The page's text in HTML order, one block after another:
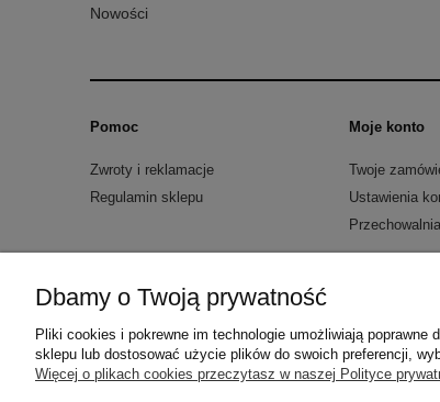
Nowości
Pomoc
Zwroty i reklamacje
Regulamin sklepu
Moje konto
Twoje
Ustawienia
Przechowalnia
Dbamy o Twoją prywatność
Pliki cookies i pokrewne im technologie umożliwiają
sklepu lub dostosować użycie plików do swoich preferencji,
Więcej o plikach cookies przeczytasz w naszej Polityce